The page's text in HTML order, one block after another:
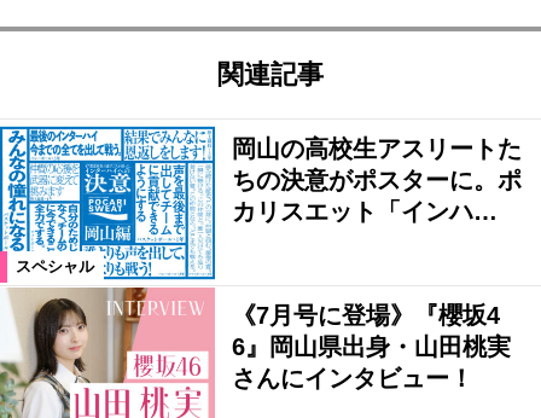
関連記事
スペシャル
岡山の高校生アスリートた
ちの決意がポスターに。ポ
カリスエット「インハ…
《7月号に登場》『櫻坂4
6』岡山県出身・山田桃実
さんにインタビュー！